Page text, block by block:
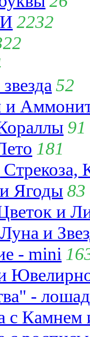
2232
52
и
91
181
Ягоды 83
и
и
- mini
-
с